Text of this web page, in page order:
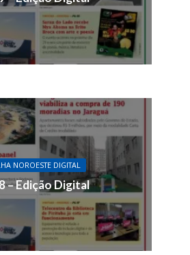
NOROESTE DIGITAL
– Edição Digital